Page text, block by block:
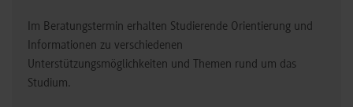
Im Beratungstermin erhalten Studierende Orientierung und
Informationen zu verschiedenen
Unterstützungsmöglichkeiten und Themen rund um das
Studium.